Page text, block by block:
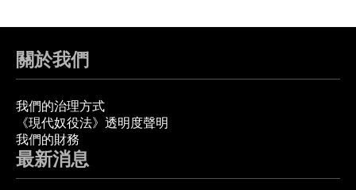
關於我們
我們的治理方式
《現代奴役法》透明度聲明
我們的財務
最新消息